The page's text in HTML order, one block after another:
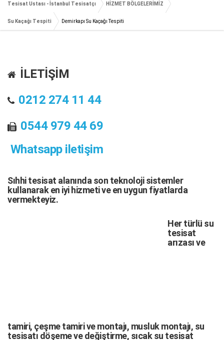
Tesisat Ustası - İstanbul Tesisatçı HİZMET BÖLGELERİMİZ
Su Kaçağı Tespiti Demirkapı Su Kaçağı Tespiti
İLETİŞİM
0212 274 11 44
0544 979 44 69
Whatsapp iletişim
Sıhhi tesisat alanında son teknoloji sistemler
kullanarak en iyi hizmeti ve en uygun fiyatlarda
vermekteyiz.
Her türlü su
tesisat
arızasıve
tamiri, çeşme tamirivemontajı, musluk montajı, su
tesisatı döşemeve değiştirme, sıcak su tesisat